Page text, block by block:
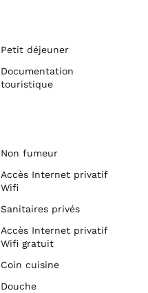
Petit déjeuner
Documentation
touristique
Non fumeur
Accès Internet privatif
Wifi
Sanitaires privés
Accès Internet privatif
Wifi gratuit
Coin cuisine
Douche